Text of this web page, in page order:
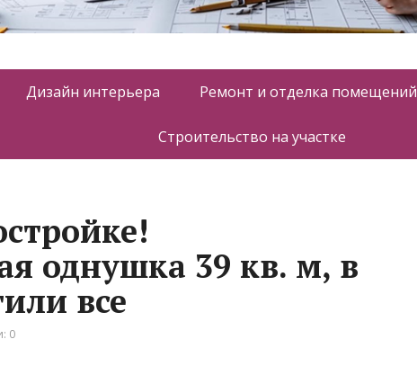
Дизайн интерьера Ремонт и отделка помещений
Строительство на участке
однушка 39 кв. м, в
все
0